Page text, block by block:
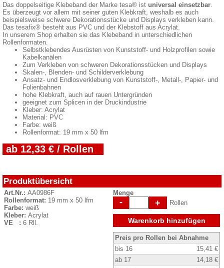
Das doppelseitige Klebeband der Marke tesa® ist universal einsetzbar
Es überzeugt vor allem mit seiner guten Klebkraft, weshalb es auch
beispielsweise schwere Dekorationsstücke und Displays verkleben kann.
Das tesafix® besteht aus PVC und der Klebstoff aus Acrylat.
In unserem Shop erhalten sie das Klebeband in unterschiedlichen
Rollenformaten.
Selbstklebendes Ausrüsten von Kunststoff- und Holzprofilen sowie
Kabelkanälen
Zum Verkleben von schweren Dekorationsstücken und Displays
Skalen-, Blenden- und Schilderverklebung
Ansatz- und Endlosverklebung von Kunststoff-, Metall-, Papier- und
Folienbahnen
hohe Klebkraft, auch auf rauen Untergründen
geeignet zum Splicen in der Druckindustrie
Kleber: Acrylat
Material: PVC
Farbe: weiß
Rollenformat: 19 mm x 50 lfm
ab 12,33 € / Rollen
Produktübersicht
Art.Nr.: AA0986F
Rollenformat: 19 mm x 50 lfm
Farbe: weiß
Kleber: Acrylat
VE : 6 Rll.
Menge
- + Rollen
Warenkorb hinzufügen
Preis pro Rollen bei Abnahme
bis 16
15,41 €
ab 17
14,18 €